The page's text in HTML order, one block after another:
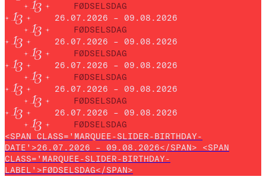
FØDSELSDAG
26.07.2026 – 09.08.2026
FØDSELSDAG
26.07.2026 – 09.08.2026
FØDSELSDAG
26.07.2026 – 09.08.2026
FØDSELSDAG
26.07.2026 – 09.08.2026
FØDSELSDAG
26.07.2026 – 09.08.2026
FØDSELSDAG
<SPAN CLASS='MARQUEE-SLIDER-BIRTHDAY-
DATE'>26.07.2026 – 09.08.2026</SPAN> <SPAN
CLASS='MARQUEE-SLIDER-BIRTHDAY-
LABEL'>FØDSELSDAG</SPAN>